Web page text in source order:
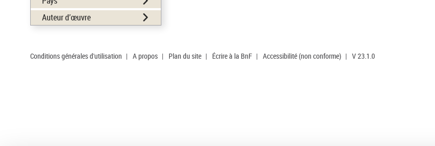
Auteur d’œuvre
Conditions générales d'utilisation | A propos | Plan du site | Écrire à la BnF | Accessibilité (non conforme) | V 23.1.0